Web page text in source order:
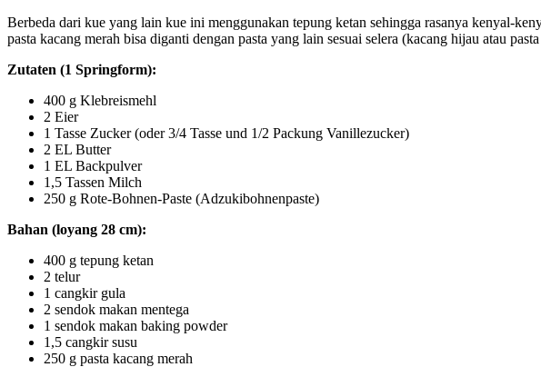
Berbeda dari kue yang lain kue ini menggunakan tepung ketan sehingga rasanya kenyal-
pasta kacang merah bisa diganti dengan pasta yang lain sesuai selera (kacang hijau atau
Zutaten (1 Springform):
400 g Klebreismehl
2 Eier
1 Tasse Zucker (oder 3/4 Tasse und 1/2 Packung Vanillezucker)
2 EL Butter
1 EL Backpulver
1,5 Tassen Milch
250 g Rote-Bohnen-Paste (Adzukibohnenpaste)
Bahan (loyang 28 cm):
400 g tepung ketan
2 telur
1 cangkir gula
2 sendok makan mentega
1 sendok makan baking powder
1,5 cangkir susu
250 g pasta kacang merah